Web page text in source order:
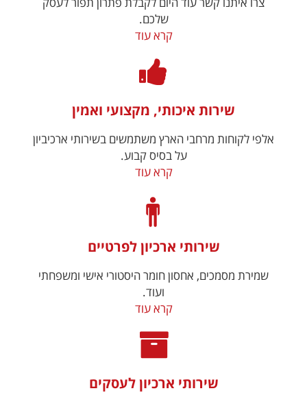
שלכם.
קרא עוד
שירות איכותי, מקצועי ואמין
אלפי לקוחות מרחבי הארץ משתמשים בשירותי ארכיביון
על בסיס קבוע.
קרא עוד
שירותי ארכיון לפרטיים
שמירת מסמכים, אחסון חומר היסטורי אישי ומשפחתי
ועוד.
קרא עוד
שירותי ארכיון לעסקים